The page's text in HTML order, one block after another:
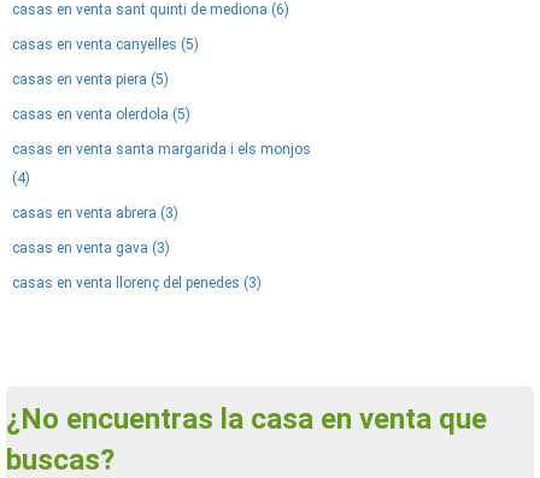
casas en venta sant quinti de mediona (6)
casas en venta canyelles (5)
casas en venta piera (5)
casas en venta olerdola (5)
casas en venta santa margarida i els monjos
(4)
casas en venta abrera (3)
casas en venta gava (3)
casas en venta llorenç del penedes (3)
¿No encuentras la casa en venta que
buscas?